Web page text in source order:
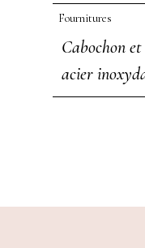
Fournitures
Cabochon
acier